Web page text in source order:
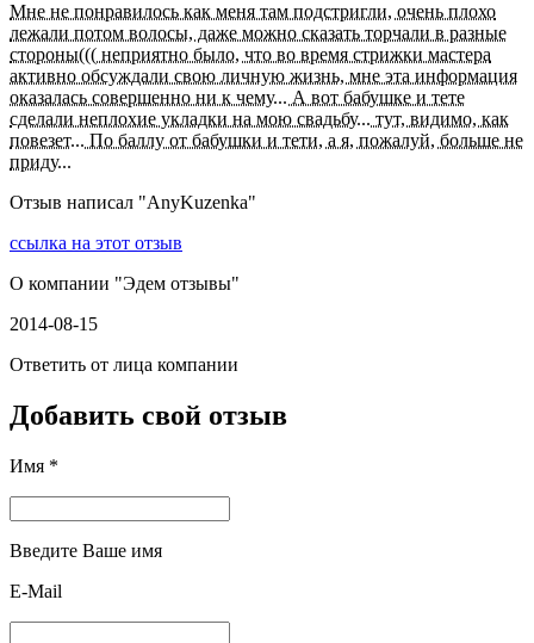
Мне не понравилось как меня там подстригли, очень плохо
лежали потом волосы, даже можно сказать торчали в разные
стороны((( неприятно было, что во время стрижки мастера
активно обсуждали свою личную жизнь, мне эта информация
оказалась совершенно ни к чему... А вот бабушке и тете
сделали неплохие укладки на мою свадьбу... тут, видимо, как
повезет... По баллу от бабушки и тети, а я, пожалуй, больше не
приду...
Отзыв написал "AnyKuzenka"
ссылка на этот отзыв
О компании "Эдем отзывы"
2014-08-15
Ответить от лица компании
Добавить свой отзыв
Имя *
Введите Ваше имя
E-Mail